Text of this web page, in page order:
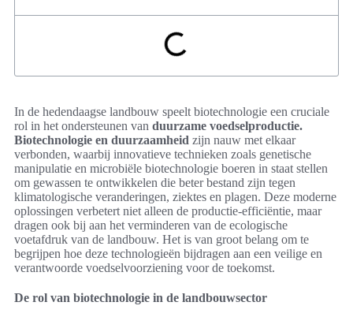
In de hedendaagse landbouw speelt biotechnologie een cruciale
rol in het ondersteunen van duurzame voedselproductie.
Biotechnologie en duurzaamheid zijn nauw met elkaar
verbonden, waarbij innovatieve technieken zoals genetische
manipulatie en microbiële biotechnologie boeren in staat stellen
om gewassen te ontwikkelen die beter bestand zijn tegen
klimatologische veranderingen, ziektes en plagen. Deze moderne
oplossingen verbetert niet alleen de productie-efficiëntie, maar
dragen ook bij aan het verminderen van de ecologische
voetafdruk van de landbouw. Het is van groot belang om te
begrijpen hoe deze technologieën bijdragen aan een veilige en
verantwoorde voedselvoorziening voor de toekomst.
De rol van biotechnologie in de landbouwsector